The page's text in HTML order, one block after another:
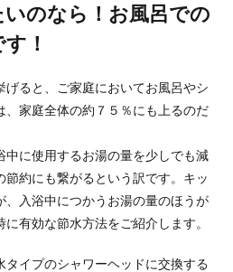
のなら！お風呂での
！
げると、ご家庭においてお風呂やシ
、家庭全体の約７５％にも上るのだ
中に使用するお湯の量を少しでも減
節約にも繋がるという訳です。キッ
、入浴中につかうお湯の量のほうが
有効な節水方法をご紹介します。
イプのシャワーヘッドに交換する